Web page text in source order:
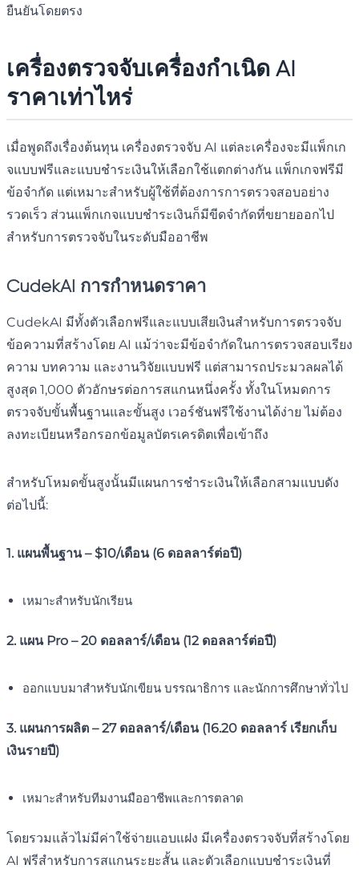
ยืนยันโดยตรง
เครื่องตรวจจับเครื่องกำเนิด AI
ราคาเท่าไหร่
เมื่อพูดถึงเรื่องต้นทุน เครื่องตรวจจับ AI แต่ละเครื่องจะมีแพ็กเก
จแบบฟรีและแบบชำระเงินให้เลือกใช้แตกต่างกัน แพ็กเกจฟรีมี
ข้อจำกัด แต่เหมาะสำหรับผู้ใช้ที่ต้องการการตรวจสอบอย่าง
รวดเร็ว ส่วนแพ็กเกจแบบชำระเงินก็มีขีดจำกัดที่ขยายออกไป
สำหรับการตรวจจับในระดับมืออาชีพ
CudekAI การกำหนดราคา
CudekAI มีทั้งตัวเลือกฟรีและแบบเสียเงินสำหรับการตรวจจับ
ข้อความที่สร้างโดย AI แม้ว่าจะมีข้อจำกัดในการตรวจสอบเรียง
ความ บทความ และงานวิจัยแบบฟรี แต่สามารถประมวลผลได้
สูงสุด 1,000 ตัวอักษรต่อการสแกนหนึ่งครั้ง ทั้งในโหมดการ
ตรวจจับขั้นพื้นฐานและขั้นสูง เวอร์ชันฟรีใช้งานได้ง่าย ไม่ต้อง
ลงทะเบียนหรือกรอกข้อมูลบัตรเครดิตเพื่อเข้าถึง
สำหรับโหมดขั้นสูงนั้นมีแผนการชำระเงินให้เลือกสามแบบดัง
ต่อไปนี้:
1. แผนพื้นฐาน – $10/เดือน (6 ดอลลาร์ต่อปี)
เหมาะสำหรับนักเรียน
2. แผน Pro – 20 ดอลลาร์/เดือน (12 ดอลลาร์ต่อปี)
ออกแบบมาสำหรับนักเขียน บรรณาธิการ และนักการศึกษาทั่วไป
3. แผนการผลิต – 27 ดอลลาร์/เดือน (16.20 ดอลลาร์ เรียกเก็บ
เงินรายปี)
เหมาะสำหรับทีมงานมืออาชีพและการตลาด
โดยรวมแล้วไม่มีค่าใช้จ่ายแอบแฝง มีเครื่องตรวจจับที่สร้างโดย
AI ฟรีสำหรับการสแกนระยะสั้น และตัวเลือกแบบชำระเงินที่